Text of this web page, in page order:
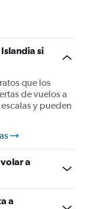
si
que los
de vuelos a
y pueden
a
a